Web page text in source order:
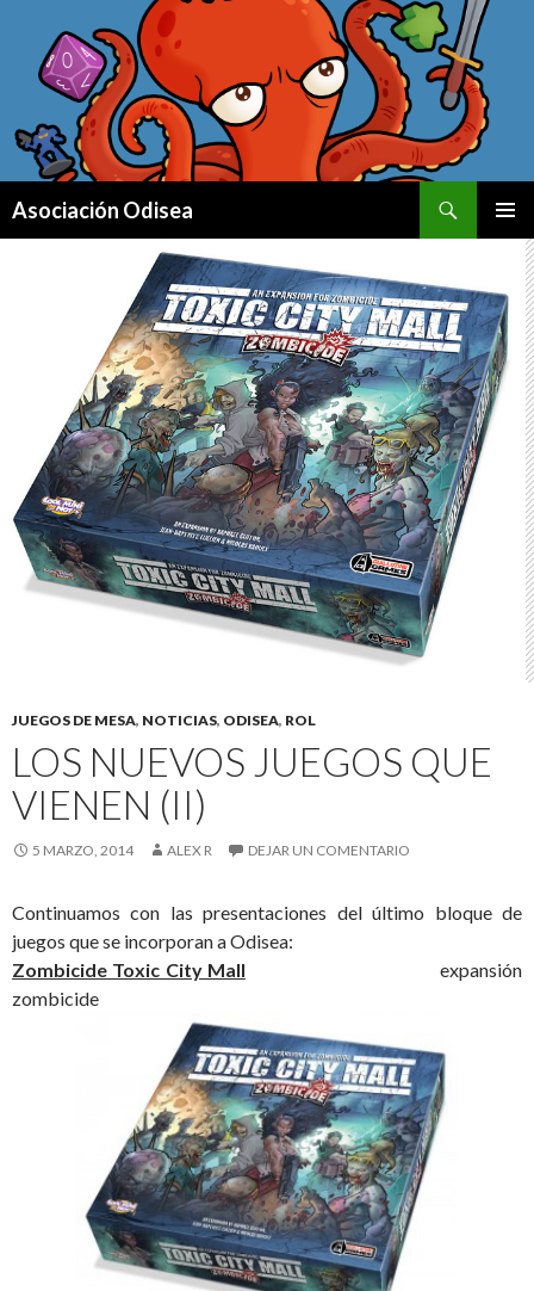
Asociación Odisea
MENÚ
JUEGOS DE MESA, NOTICIAS, ODISEA, ROL
LOS NUEVOS JUEGOS QUE
VIENEN (II)
5 MARZO, 2014 ALEX R DEJAR UN COMENTARIO
Continuamos con las presentaciones del último bloque de
juegos que se incorporan a Odisea:
Zombicide Toxic City Mall expansión
zombicide